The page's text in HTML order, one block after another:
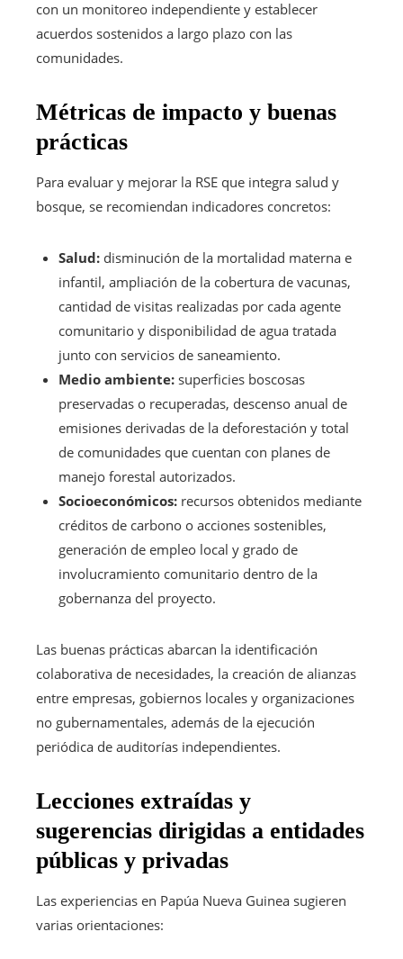
con un monitoreo independiente y establecer
acuerdos sostenidos a largo plazo con las
comunidades.
Métricas de impacto y buenas
prácticas
Para evaluar y mejorar la RSE que integra salud y
bosque, se recomiendan indicadores concretos:
Salud: disminución de la mortalidad materna e
infantil, ampliación de la cobertura de vacunas,
cantidad de visitas realizadas por cada agente
comunitario y disponibilidad de agua tratada
junto con servicios de saneamiento.
Medio ambiente: superficies boscosas
preservadas o recuperadas, descenso anual de
emisiones derivadas de la deforestación y total
de comunidades que cuentan con planes de
manejo forestal autorizados.
Socioeconómicos: recursos obtenidos mediante
créditos de carbono o acciones sostenibles,
generación de empleo local y grado de
involucramiento comunitario dentro de la
gobernanza del proyecto.
Las buenas prácticas abarcan la identificación
colaborativa de necesidades, la creación de alianzas
entre empresas, gobiernos locales y organizaciones
no gubernamentales, además de la ejecución
periódica de auditorías independientes.
Lecciones extraídas y
sugerencias dirigidas a entidades
públicas y privadas
Las experiencias en Papúa Nueva Guinea sugieren
varias orientaciones: